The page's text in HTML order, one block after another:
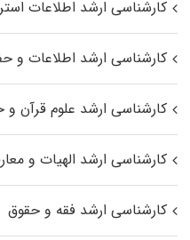
کارشناسی ارشد اطلاعات
کارشناسی ارشد اطلاعات و
کارشناسی ارشد علوم قرآن
کارشناسی ارشد الهیات و
کارشناسی ارشد فقه و حقوق